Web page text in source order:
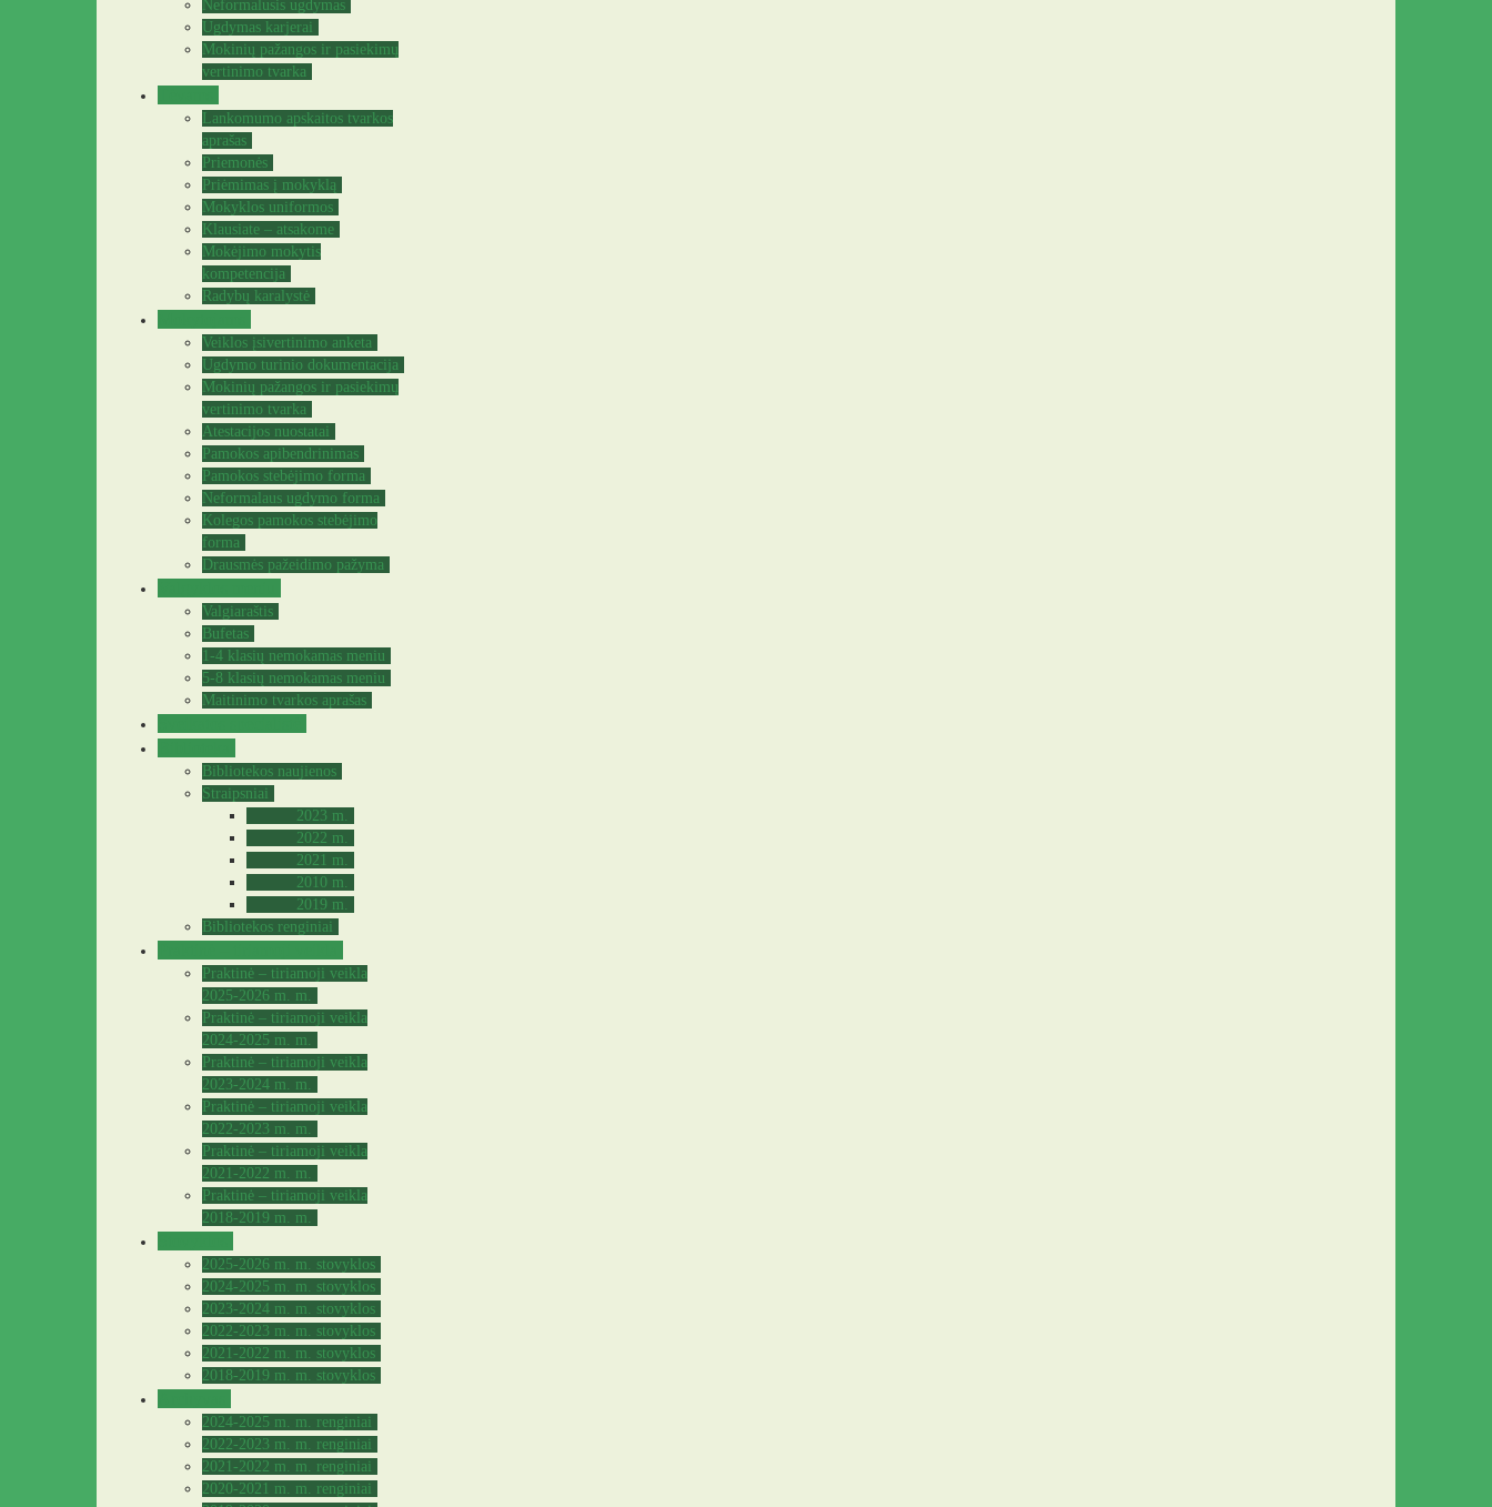
Neformalusis ugdymas
Ugdymas karjerai
Mokinių pažangos ir pasiekimų
vertinimo tvarka
Lankomumo apskaitos tvarkos
aprašas
Priemonės
Priėmimas į mokyklą
Mokyklos uniformos
Klausiate – atsakome
Mokėjimo mokytis
kompetencija
Radybų karalystė
Veiklos įsivertinimo anketa
Ugdymo turinio dokumentacija
Mokinių pažangos ir pasiekimų
vertinimo tvarka
Atestacijos nuostatai
Pamokos apibendrinimas
Pamokos stebėjimo forma
Neformalaus ugdymo forma
Kolegos pamokos stebėjimo
forma
Drausmės pažeidimo pažyma
Valgiaraštis
Bufetas
1-4 klasių nemokamas meniu
5-8 klasių nemokamas meniu
Maitinimo tvarkos aprašas
Bibliotekos naujienos
Straipsniai
2023 m.
2022 m.
2021 m.
2010 m.
2019 m.
Bibliotekos renginiai
Praktinė – tiriamoji veikla
2025-2026 m. m.
Praktinė – tiriamoji veikla
2024-2025 m. m.
Praktinė – tiriamoji veikla
2023-2024 m. m.
Praktinė – tiriamoji veikla
2022-2023 m. m.
Praktinė – tiriamoji veikla
2021-2022 m. m.
Praktinė – tiriamoji veikla
2018-2019 m. m.
2025-2026 m. m. stovyklos
2024-2025 m. m. stovyklos
2023-2024 m. m. stovyklos
2022-2023 m. m. stovyklos
2021-2022 m. m. stovyklos
2018-2019 m. m. stovyklos
2024-2025 m. m. renginiai
2022-2023 m. m. renginiai
2021-2022 m. m. renginiai
2020-2021 m. m. renginiai